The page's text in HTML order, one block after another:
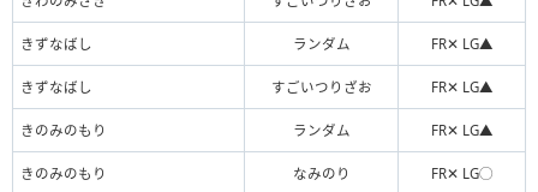
きずなばし ランダム FR✕ LG▲
きずなばし すごいつりざお FR✕ LG▲
きのみのもり ランダム FR✕ LG▲
きのみのもり なみのり FR✕ LG◯